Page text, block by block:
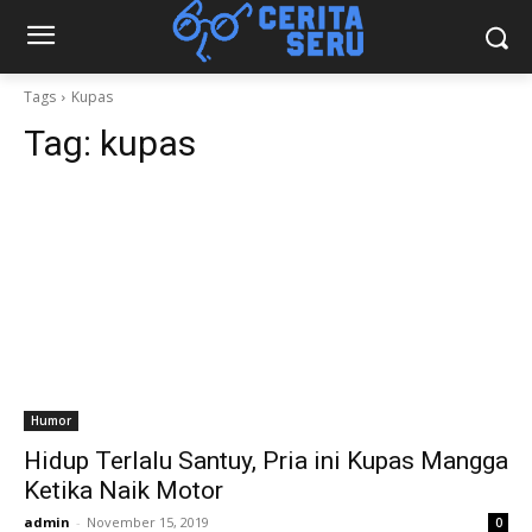
Tags Kupas
Tag: kupas
Humor
Hidup Terlalu Santuy, Pria ini Kupas Mangga
Ketika Naik Motor
admin - November 15, 2019 0